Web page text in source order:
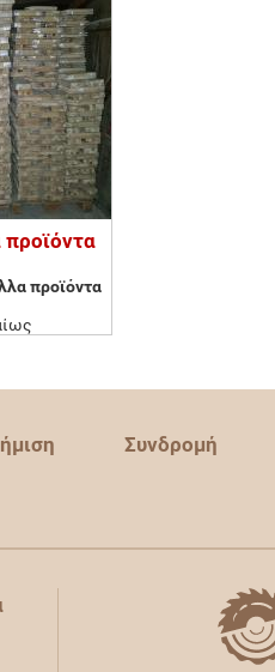
προϊόντα
Συνδρομή